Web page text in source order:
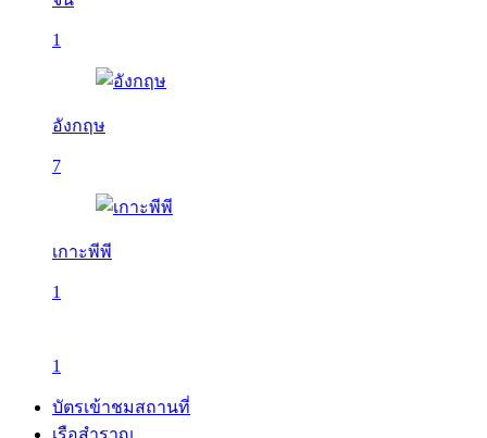
1
อังกฤษ
7
เกาะพีพี
1
1
บัตรเข้าชมสถานที่
เรือสำราญ